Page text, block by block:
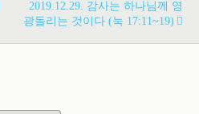
2019.12.29. 감사는 하나님께 영
광돌리는 것이다 (눅 17:11~19)